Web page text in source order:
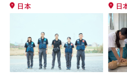
日本 日